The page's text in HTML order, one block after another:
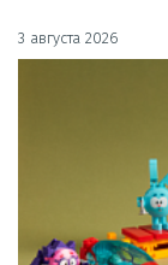
3 августа 2026